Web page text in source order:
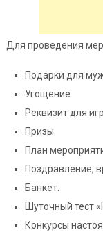
Для проведения
Подарки для
Угощение.
Реквизит для
Призы.
План
Поздравление,
Банкет.
Шуточный тест
Конкурсы